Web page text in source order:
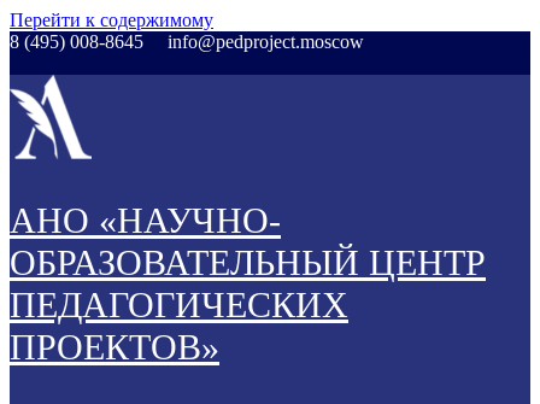
Перейти к содержимому
8 (495) 008-8645
info@pedproject.moscow
АНО «НАУЧНО-
ОБРАЗОВАТЕЛЬНЫЙ ЦЕНТР
ПЕДАГОГИЧЕСКИХ
ПРОЕКТОВ»